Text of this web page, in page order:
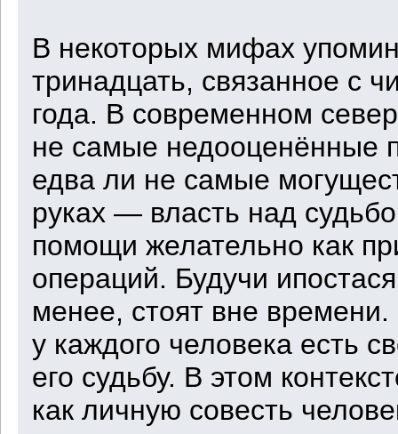
В некоторых мифах
тринадцать, связанное с
года. В современном
не самые недооценённые
едва ли не самые
руках — власть над
помощи желательно как
операций. Будучи
менее, стоят вне
у каждого человека есть
его судьбу. В этом
как личную совесть